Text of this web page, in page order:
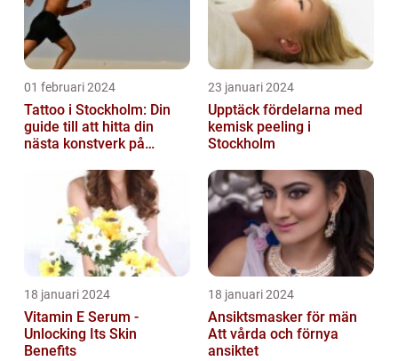
01 februari 2024
Tattoo i Stockholm: Din
guide till att hitta din
nästa konstverk på
23 januari 2024
Upptäck fördelarna med
kemisk peeling i
Stockholm
18 januari 2024
Vitamin E Serum -
Unlocking Its Skin
Benefits
18 januari 2024
Ansiktsmasker för män
Att vårda och förnya
ansiktet